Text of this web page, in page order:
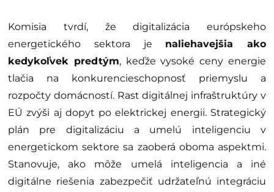
Komisia tvrdí, že digitalizácia európskeho
energetického sektora je naliehavejšia ako
kedykoľvek predtým, keďže vysoké ceny energie
tlačia na konkurencieschopnosť priemyslu a
rozpočty domácností. Rast digitálnej infraštruktúry v
EÚ zvýši aj dopyt po elektrickej energii. Strategický
plán pre digitalizáciu a umelú inteligenciu v
energetickom sektore sa zaoberá oboma aspektmi.
Stanovuje, ako môže umelá inteligencia a iné
digitálne riešenia zabezpečiť udržateľnú integráciu